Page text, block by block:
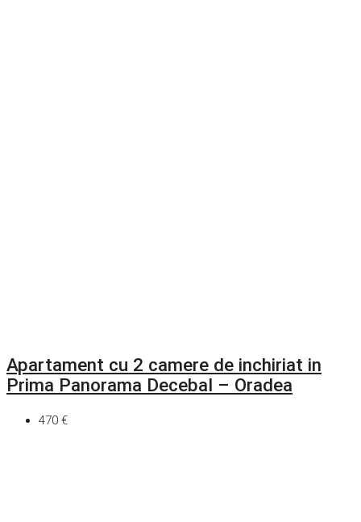
Apartament cu 2 camere de inchiriat in
Prima Panorama Decebal – Oradea
470 €